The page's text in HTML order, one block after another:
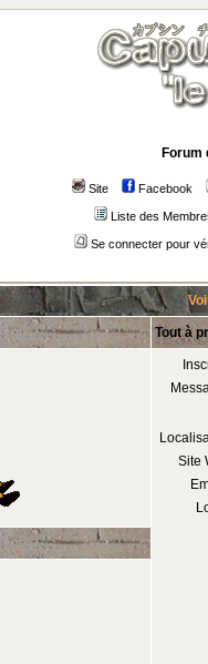
Forum
Site Facebook
Liste des
Se connecter pour
Tout à
Site